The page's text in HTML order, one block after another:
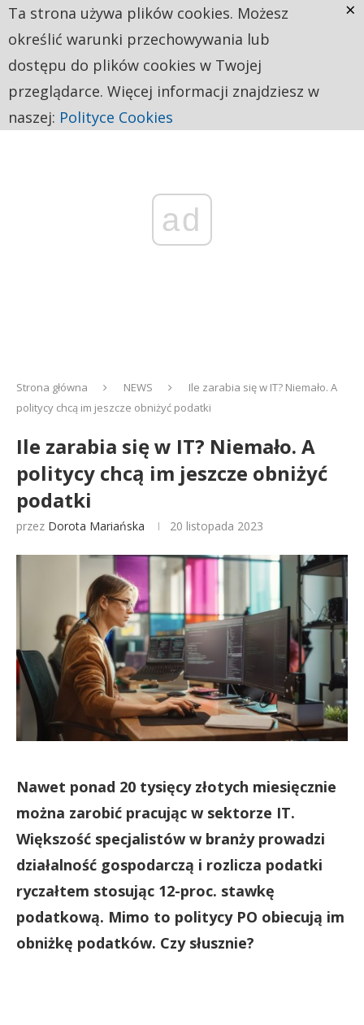
ad
Strona główna NEWS
Ile zarabia się w IT? Niemało. A
politycy chcą im jeszcze obniżyć podatki
Ile zarabia się w IT? Niemało. A
politycy chcą im jeszcze obniżyć
podatki
przez Dorota Mariańska 20 listopada 2023
Nawet ponad 20 tysięcy złotych miesięcznie
można zarobić pracując w sektorze IT.
Większość specjalistów w branży prowadzi
działalność gospodarczą i rozlicza podatki
ryczałtem stosując 12-proc. stawkę
podatkową. Mimo to politycy PO obiecują im
obniżkę podatków. Czy słusznie?
Ta strona używa plików cookies. Możesz
określić warunki przechowywania lub
dostępu do plików cookies w Twojej
przeglądarce. Więcej informacji znajdziesz w
naszej: Polityce Cookies
×